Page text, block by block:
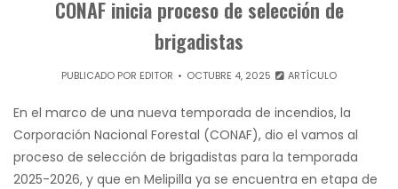
CONAF inicia proceso de selección de
brigadistas
PUBLICADO POR EDITOR OCTUBRE 4, 2025 ARTÍCULO
En el marco de una nueva temporada de incendios, la
Corporación Nacional Forestal (CONAF), dio el vamos al
proceso de selección de brigadistas para la temporada
2025-2026, y que en Melipilla ya se encuentra en etapa de